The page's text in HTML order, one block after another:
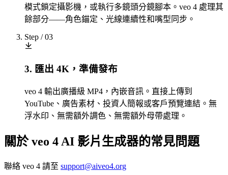
模式鎖定攝影機，或執行多鏡頭分鏡腳本。veo 4 處理其
餘部分——角色錨定、光線連續性和嘴型同步。
Step /03
3. 匯出 4K，準備發布
veo 4 輸出廣播級 MP4，內嵌音訊。直接上傳到
YouTube、廣告素材、投資人簡報或客戶預覽連結。無
浮水印、無需額外調色、無需額外母帶處理。
關於 veo 4 AI 影片生成器的常見問題
聯絡 veo 4 請至 support@aiveo4.org